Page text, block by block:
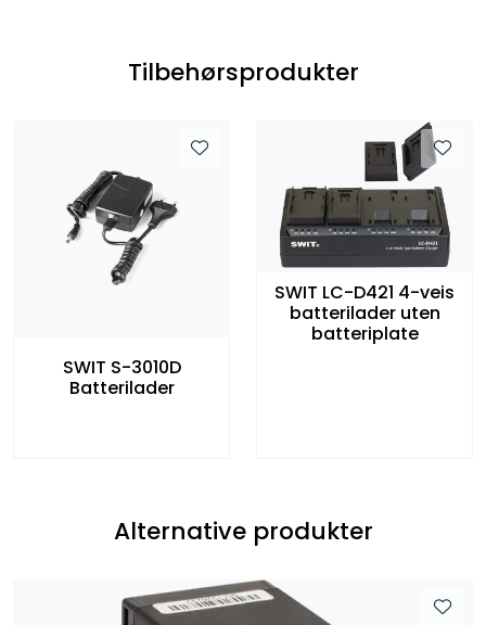
Tilbehørsprodukter
SWIT S-3010D
Batterilader
SWIT LC-D421 4-veis
batterilader uten
batteriplate
Alternative produkter